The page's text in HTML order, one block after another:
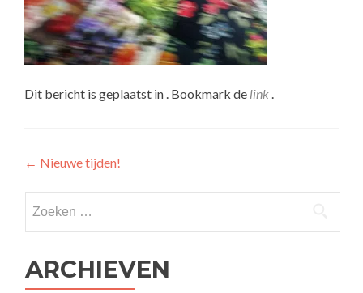
Dit bericht is geplaatst in . Bookmark de link .
Bericht
navigatie
← Nieuwe tijden!
naar:
ARCHIEVEN